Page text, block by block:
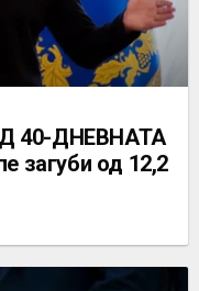
40-ДНЕВНАТА
загуби од 12,2